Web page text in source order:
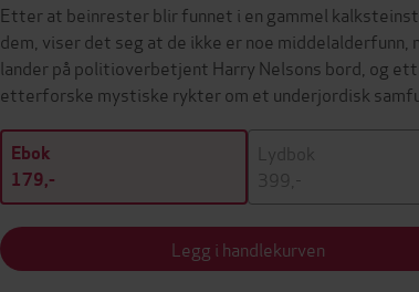
Etter at beinrester blir funnet i en gammel
dem, viser det seg at de ikke er noe
lander på politioverbetjent Harry Nelsons bord, og
etterforske mystiske rykter om et underjordisk
Ebok
179,-
Lydbok
399,-
Legg i handlekurven